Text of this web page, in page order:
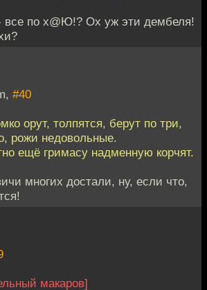
по х@Ю!? Ох уж эти дембеля!
#40
орут, толпятся, берут по три,
рожи недовольные.
ещё гримасу надменную корчят.
многих достали, ну, если что,
макаров]